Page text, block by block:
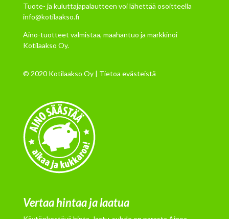
Tuote- ja kuluttajapalautteen voi lähettää osoitteella
info@kotilaakso.fi
Aino-tuotteet valmistaa, maahantuo ja markkinoi
Kotilaakso Oy.
© 2020 Kotilaakso Oy | Tietoa evästeistä
Vertaa hintaa ja laatua